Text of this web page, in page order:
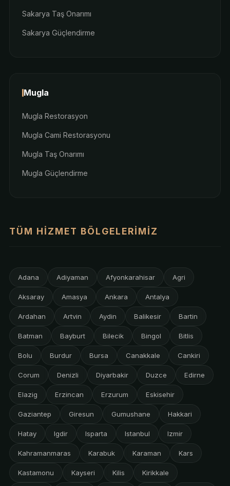
Sakarya Taş Onarımı
Sakarya Güçlendirme
Mugla
Mugla Restorasyon
Mugla Cami Restorasyonu
Mugla Taş Onarımı
Mugla Güçlendirme
TÜM HIZMET BÖLGELERIMIZ
Adana Adiyaman Afyonkarahisar Agri
Aksaray Amasya Ankara Antalya
Ardahan Artvin Aydin Balikesir Bartin
Batman Bayburt Bilecik Bingol Bitlis
Bolu Burdur Bursa Canakkale Cankiri
Corum Denizli Diyarbakir Duzce Edirne
Elazig Erzincan Erzurum Eskisehir
Gaziantep Giresun Gumushane Hakkari
Hatay Igdir Isparta Istanbul Izmir
Kahramanmaras Karabuk Karaman Kars
Kastamonu Kayseri Kilis Kirikkale